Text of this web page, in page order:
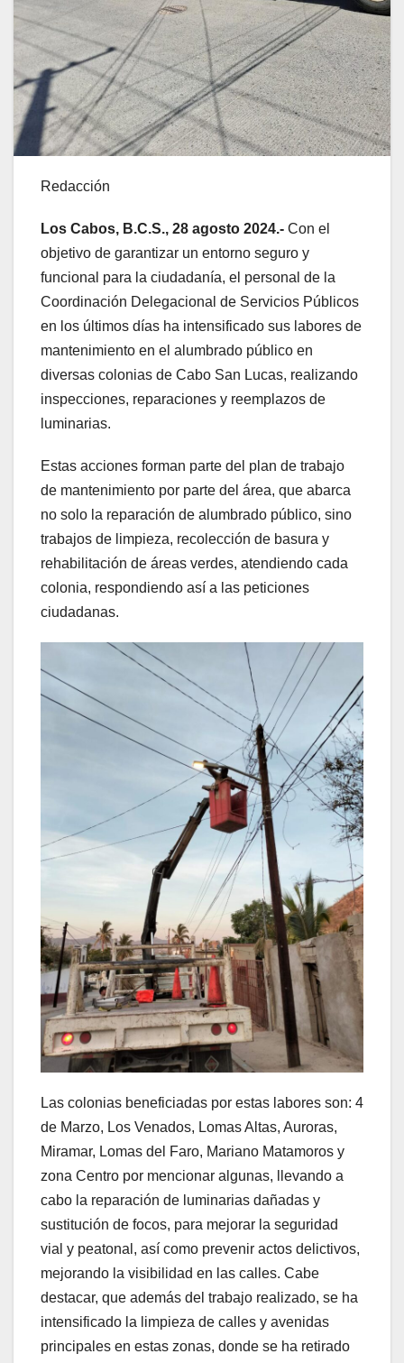
Redacción
Los Cabos, B.C.S., 28 agosto 2024.- Con el
objetivo de garantizar un entorno seguro y
funcional para la ciudadanía, el personal de la
Coordinación Delegacional de Servicios Públicos
en los últimos días ha intensificado sus labores de
mantenimiento en el alumbrado público en
diversas colonias de Cabo San Lucas, realizando
inspecciones, reparaciones y reemplazos de
luminarias.
Estas acciones forman parte del plan de trabajo
de mantenimiento por parte del área, que abarca
no solo la reparación de alumbrado público, sino
trabajos de limpieza, recolección de basura y
rehabilitación de áreas verdes, atendiendo cada
colonia, respondiendo así a las peticiones
ciudadanas.
Las colonias beneficiadas por estas labores son: 4
de Marzo, Los Venados, Lomas Altas, Auroras,
Miramar, Lomas del Faro, Mariano Matamoros y
zona Centro por mencionar algunas, llevando a
cabo la reparación de luminarias dañadas y
sustitución de focos, para mejorar la seguridad
vial y peatonal, así como prevenir actos delictivos,
mejorando la visibilidad en las calles. Cabe
destacar, que además del trabajo realizado, se ha
intensificado la limpieza de calles y avenidas
principales en estas zonas, donde se ha retirado